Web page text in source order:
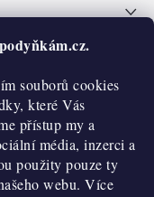
souborů cookies
které Vás
přístup my a
média, inzerci a
použity pouze ty
webu. Více